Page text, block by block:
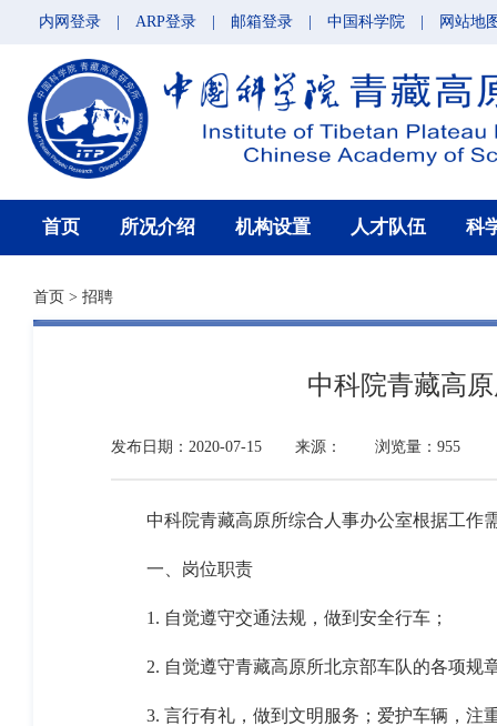
内网登录 ARP登录 邮箱登录 中国科学院 网站地
首页 所况介绍 机构设置 人才队伍 科
首页 > 招聘
中科院青藏高
发布日期：2020-07-15 来源： 浏览量：955
中科院青藏高原所综合人事办公室根据工作
一、岗位职责
1. 自觉遵守交通法规，做到安全行车；
2. 自觉遵守青藏高原所北京部车队的各项规
3. 言行有礼，做到文明服务；爱护车辆，注